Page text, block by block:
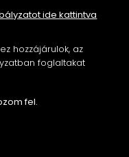
ide kattintva
hozzájárulok, az
fel.